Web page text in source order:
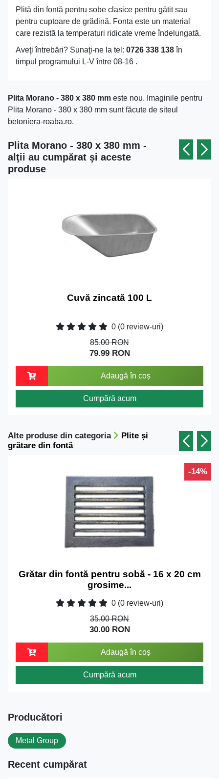
Plită din fontă pentru sobe clasice pentru gătit sau
pentru cuptoare de grădină. Fonta este un material
care rezistă la temperaturi ridicate vreme îndelungată.
Aveţi întrebări? Sunaţi-ne la tel: 0726 338 138în
timpul programului L-V între 08-16 .
Plita Morano - 380 x 380 mm este nou. Imaginile pentru
Plita Morano - 380 x 380 mm sunt făcute de siteul
betoniera-roaba.ro.
Plita Morano - 380 x 380 mm -
alţii au cumpărat şi aceste
produse
Cuvă zincată 100 L
0 (0 review-uri)
85.00 RON
79.99 RON
Adaugă în coș
Cumpără acum
Alte produse din categoria
Plite și
grătare din fontă
-14%
Grătar din fontă pentru sobă - 16 x 20 cm
grosime...
0 (0 review-uri)
35.00 RON
30.00 RON
Adaugă în coș
Cumpără acum
Producători
Metal Group
Recent cumpărat